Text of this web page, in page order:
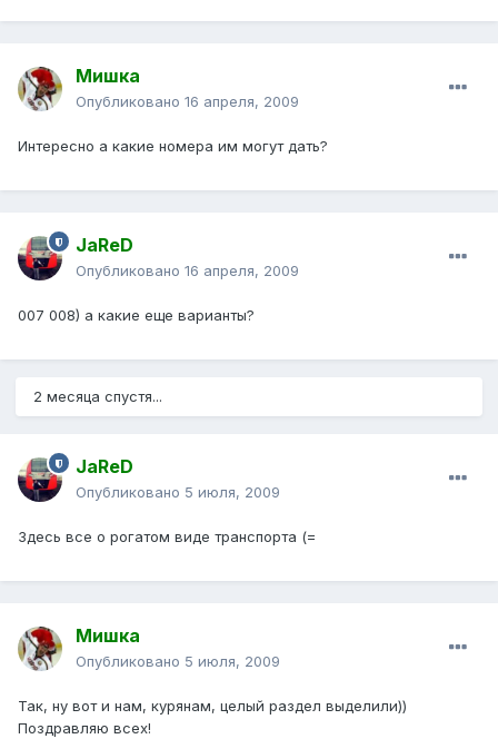
Mишка
Опубликовано 16 апреля, 2009
Интересно а какие номера им могут дать?
JaReD
Опубликовано 16 апреля, 2009
007 008) а какие еще варианты?
2 месяца спустя...
JaReD
Опубликовано 5 июля, 2009
Здесь все о рогатом виде транспорта (=
Mишка
Опубликовано 5 июля, 2009
Так, ну вот и нам, курянам, целый раздел выделили))
Поздравляю всех!